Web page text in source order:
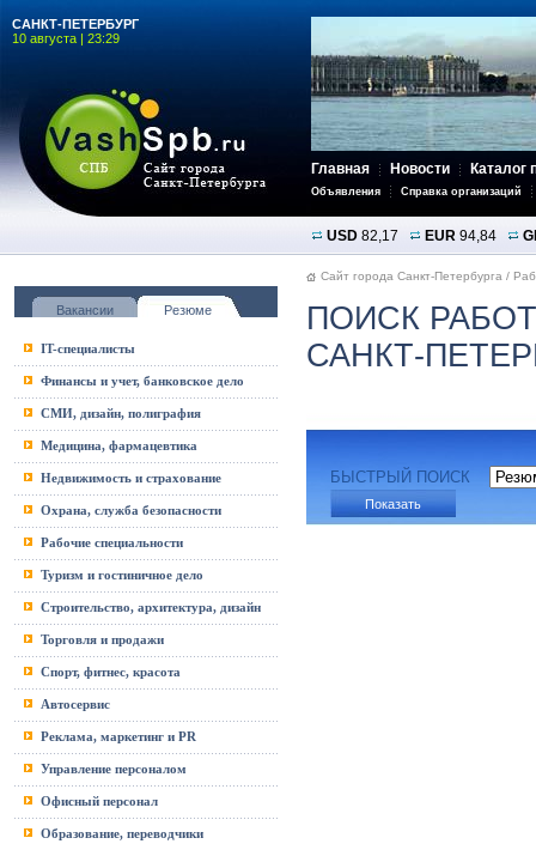
САНКТ-ПЕТЕРБУРГ
10 августа | 23:29
Главная Новости Каталог
Объявления Справка организаций
USD 82,17 EUR 94,84
Вакансии Резюме
IT-специалисты
Финансы и учет, банковское дело
СМИ, дизайн, полиграфия
Медицина, фармацевтика
Недвижимость и страхование
Охрана, служба безопасности
Рабочие специальности
Туризм и гостиничное дело
Строительство, архитектура, дизайн
Торговля и продажи
Спорт, фитнес, красота
Автосервис
Реклама, маркетинг и PR
Управление персоналом
Офисный персонал
Образование, переводчики
Сайт города Санкт-Петербурга /
ПОИСК
САНКТ-
БЫСТРЫЙ ПОИСК